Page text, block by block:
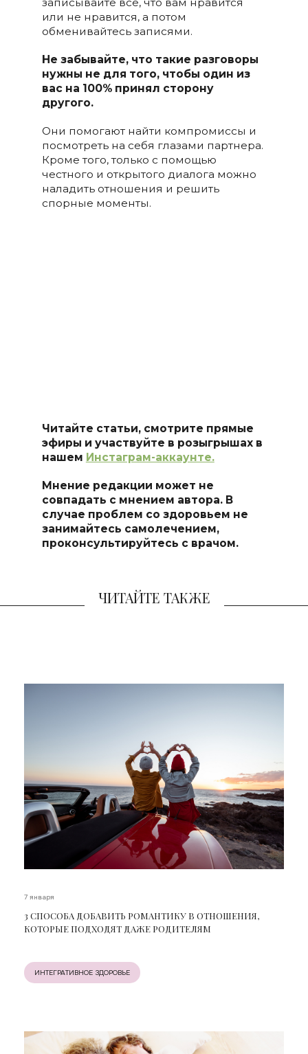
записывайте все, что вам нравится
или не нравится, а потом
обменивайтесь записями.
Не забывайте, что такие разговоры
нужны не для того, чтобы один из
вас на 100% принял сторону
другого.
Они помогают найти компромиссы и
посмотреть на себя глазами партнера.
Кроме того, только с помощью
честного и открытого диалога можно
наладить отношения и решить
спорные моменты.
Читайте статьи, смотрите прямые
эфиры и участвуйте в розыгрышах в
нашем Инстаграм-аккаунте.
Мнение редакции может не
совпадать с мнением автора. В
случае проблем со здоровьем не
занимайтесь самолечением,
проконсультируйтесь с врачом.
ЧИТАЙТЕ ТАКЖЕ
7 января
3 СПОСОБА ДОБАВИТЬ РОМАНТИКУ В ОТНОШЕНИЯ,
КОТОРЫЕ ПОДХОДЯТ ДАЖЕ РОДИТЕЛЯМ
ИНТЕГРАТИВНОЕ ЗДОРОВЬЕ